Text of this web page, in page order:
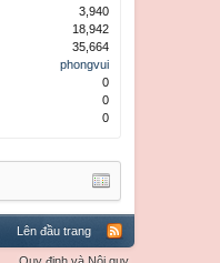
3,940
18,942
35,664
phongvui
0
0
0
Lên đầu trang